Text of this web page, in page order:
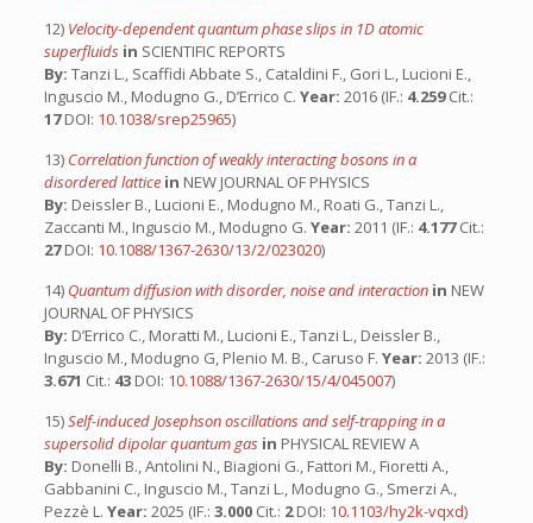
12) Velocity-dependent quantum phase slips in 1D atomic
superfluids in SCIENTIFIC REPORTS
By: Tanzi L., Scaffidi Abbate S., Cataldini F., Gori L., Lucioni E.,
Inguscio M., Modugno G., D’Errico C. Year: 2016 (IF.: 4.259Cit.:
17DOI: 10.1038/srep25965)
13) Correlation function of weakly interacting bosons in a
disordered lattice in NEW JOURNAL OF PHYSICS
By: Deissler B., Lucioni E., Modugno M., Roati G., Tanzi L.,
Zaccanti M., Inguscio M., Modugno G. Year: 2011 (IF.: 4.177Cit.:
27DOI: 10.1088/1367-2630/13/2/023020)
14) Quantum diffusion with disorder, noise and interaction in NEW
JOURNAL OF PHYSICS
By: D’Errico C., Moratti M., Lucioni E., Tanzi L., Deissler B.,
Inguscio M., Modugno G, Plenio M. B., Caruso F. Year: 2013 (IF.:
3.671 Cit.: 43 DOI: 10.1088/1367-2630/15/4/045007)
15)Self-induced Josephson oscillations and self-trapping in a
supersolid dipolar quantum gas in PHYSICAL REVIEW A
By: Donelli B., Antolini N., Biagioni G., Fattori M., Fioretti A.,
Gabbanini C., Inguscio M., Tanzi L., Modugno G., Smerzi A.,
Pezzè L. Year: 2025 (IF.: 3.000 Cit.: 2DOI: 10.1103/hy2k-vqxd)